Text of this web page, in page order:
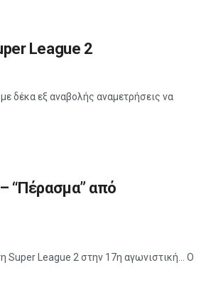
League 2
δέκα εξ αναβολής αναμετρήσεις να
“Πέρασμα” από
Super League 2 στην 17η αγωνιστική... Ο